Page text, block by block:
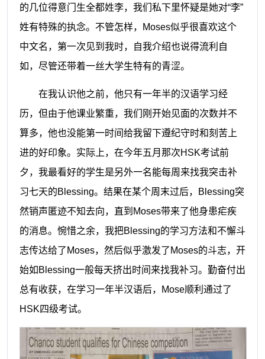
的几位得意门生全都姓李，我们私下里怀疑是她对“李”
姓有特殊的执念。不管怎样，
Moses似乎很喜欢这个
中文名，第一次见到我时，自我介绍也说得流利自
如，尽管还带着一丝大学生特有的青涩。
在我认识他之前，他只有一年半的汉语学习经
历，但由于他课业繁重， 我们刚开始见面的次数并不
算多，他也没能第一时间给我留下遵纪守时和刻苦上
进的好印象。实际上，在今年五月那次HSK考试前
夕，我最看好的学生是另外一名能每周来找我突击补
习七天的Blessing。结果在某个周末过后，Blessing突
然销声匿迹不知去向，直到Moses带来了他身患疟疾
的消息。惋惜之余，我把Blessing的学习方法和不懈斗
志传达给了Moses，然后似乎激发了 Moses的斗志，开
始如Blessing一般每天挤出时间来找我补习。勤奋付出
总有收获，在学习一年半汉语后， Mose顺利 通过了
HSK四级考试。